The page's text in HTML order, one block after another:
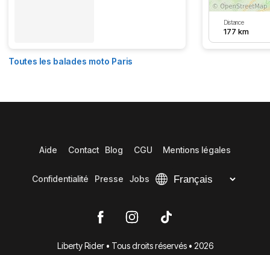
Distance
177 km
Toutes les balades moto Paris
Aide Contact Blog CGU Mentions légales
Confidentialité Presse Jobs
Liberty Rider • Tous droits réservés • 2026